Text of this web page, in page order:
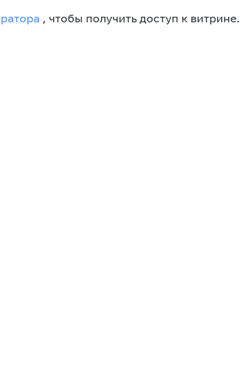
, чтобы получить доступ к витрине.